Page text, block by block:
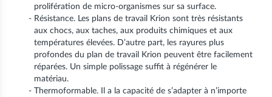
prolifération de micro-organismes sur sa surface.
Résistance. Les plans de travail Krion sont très résistants
aux chocs, aux taches, aux produits chimiques et aux
températures élevées. D’autre part, les rayures plus
profondes du plan de travail Krion peuvent être facilement
réparées. Un simple polissage suffit à régénérer le
matériau.
Thermoformable. Il a la capacité de s’adapter à n’importe